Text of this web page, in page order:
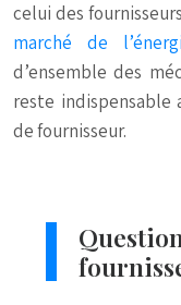
celui des
marché de
d’ensemble des
reste indispensable
de fournisseur.